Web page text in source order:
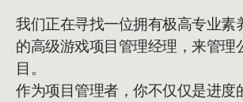
我们正在寻找一位拥有极高专业素
的高级游戏项目管理经理，来管理
目。
作为项目管理者，你不仅仅是进度